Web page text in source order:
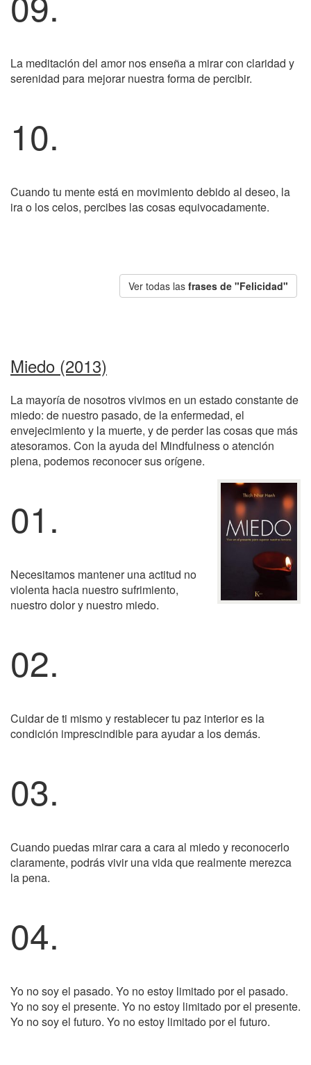
La meditación del amor nos enseña a mirar con claridad y
serenidad para mejorar nuestra forma de percibir.
10.
Cuando tu mente está en movimiento debido al deseo, la
ira o los celos, percibes las cosas equivocadamente.
Ver todas las frases de "Felicidad"
Miedo (2013)
La mayoría de nosotros vivimos en un estado constante de
miedo: de nuestro pasado, de la enfermedad, el
envejecimiento y la muerte, y de perder las cosas que más
atesoramos. Con la ayuda del Mindfulness o atención
plena, podemos reconocer sus orígene.
01.
Necesitamos mantener una actitud no
violenta hacia nuestro sufrimiento,
nuestro dolor y nuestro miedo.
02.
Cuidar de ti mismo y restablecer tu paz interior es la
condición imprescindible para ayudar a los demás.
03.
Cuando puedas mirar cara a cara al miedo y reconocerlo
claramente, podrás vivir una vida que realmente merezca
la pena.
04.
Yo no soy el pasado. Yo no estoy limitado por el pasado.
Yo no soy el presente. Yo no estoy limitado por el presente.
Yo no soy el futuro. Yo no estoy limitado por el futuro.